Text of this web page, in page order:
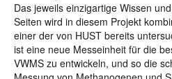
Das jeweils einzigartige Wissen
Seiten wird in diesem Projekt
einer der von HUST bereits
ist eine neue Messeinheit für die
VWMS zu entwickeln, und so die